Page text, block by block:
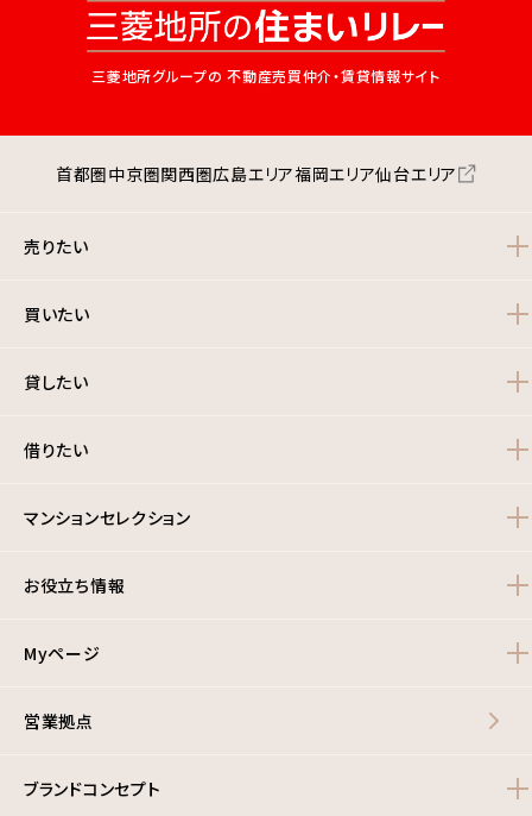
三菱地所グループの 不動産売買仲介・賃貸情報サイト
首都圏中京圏関西圏広島エリア福岡エリア仙台エリア
売りたい
買いたい
貸したい
借りたい
マンションセレクション
お役立ち情報
Myページ
営業拠点
ブランドコンセプト